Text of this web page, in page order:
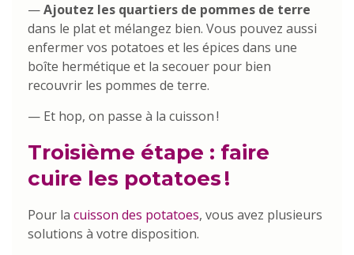
—Ajoutez les quartiers de pommes de terre
dans le plat et mélangez bien. Vous pouvez aussi
enfermer vos potatoes et les épices dans une
boîte hermétique et la secouer pour bien
recouvrir les pommes de terre.
— Et hop, on passe à la cuisson !
Troisième étape : faire
cuire les potatoes !
Pour la cuisson des potatoes, vous avez plusieurs
solutions à votre disposition.